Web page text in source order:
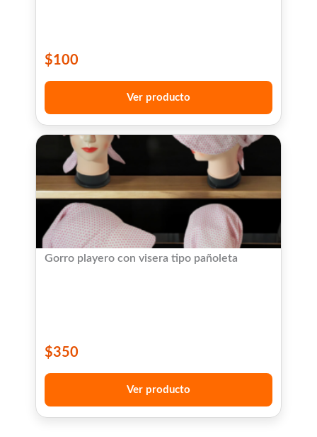
$100
Ver producto
Gorro playero con visera tipo pañoleta
$350
Ver producto